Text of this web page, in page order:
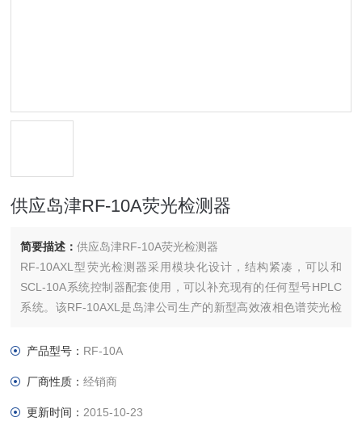
供应岛津RF-10A荧光检测器
简要描述：供应岛津RF-10A荧光检测器
RF-10AXL型荧光检测器采用模块化设计，结构紧凑，可以和
SCL-10A系统控制器配套使用，可以补充现有的任何型号HPLC
系统。该RF-10AXL是岛津公司生产的新型高效液相色谱荧光检
统，实现了纯水拉曼S/N大于300。
产品型号： RF-10A
厂商性质：经销商
更新时间： 2015-10-23